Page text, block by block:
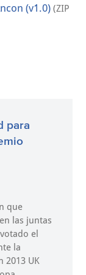
(v1.0) (ZIP
para
que
las juntas
el
la
2013 UK